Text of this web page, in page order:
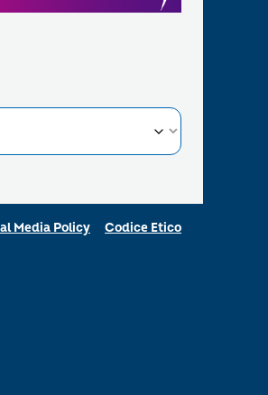
Media Policy Codice Etico